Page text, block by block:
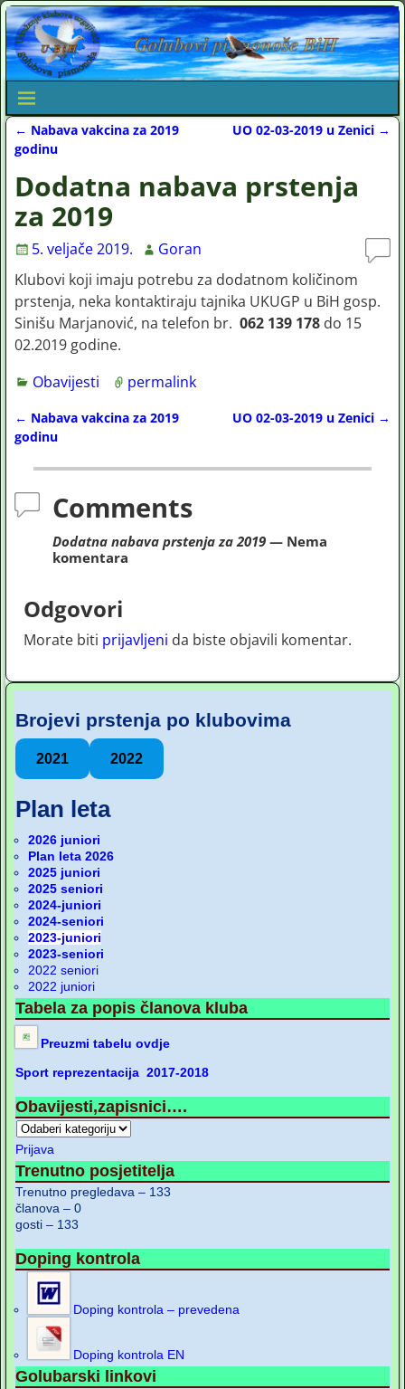
Post navigation
← Nabava vakcina za 2019
godinu
UO 02-03-2019 u Zenici →
Dodatna nabava prstenja
za 2019
5. veljače 2019.
Goran
Klubovi koji imaju potrebu za dodatnom količinom
prstenja, neka kontaktiraju tajnika UKUGP u BiH gosp.
Sinišu Marjanović, na telefon br. 062 139 178 do 15
02.2019 godine.
Obavijesti
permalink
Post navigation
← Nabava vakcina za 2019
godinu
UO 02-03-2019 u Zenici →
Comments
Dodatna nabava prstenja za 2019— Nema
komentara
Odgovori
Morate biti prijavljeni da biste objavili komentar.
Brojevi prstenja po klubovima
2021 2022
Plan leta
2026 juniori
Plan leta 2026
2025 juniori
2025 seniori
2024-juniori
2024-seniori
2023-juniori
2023-seniori
2022 seniori
2022 juniori
Tabela za popis članova kluba
Preuzmi tabelu ovdje
Sport reprezentacija 2017-2018
Obavijesti,zapisnici….
Prijava
Trenutno posjetitelja
Trenutno pregledava – 133
članova – 0
gosti – 133
Doping kontrola
Doping kontrola – prevedena
Doping kontrola EN
Golubarski linkovi